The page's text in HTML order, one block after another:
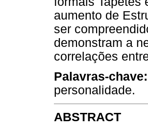
aumento de
ser
demonstram a
correlações
Palavras-chave:
personalidade.
ABSTRACT